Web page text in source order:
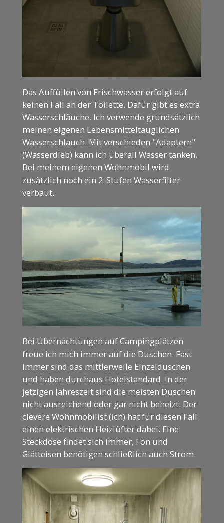
Das Auffüllen von Frischwasser erfolgt auf
keinen Fall an der Toilette. Dafür gibt es extra
Wasserschläuche. Ich verwende grundsätzlich
meinen eigenen Lebensmitteltauglichen
Wasserschlauch. Mit verschieden "Adaptern"
(Wasserdieb) kann ich überall Wasser tanken.
Bei meinem eigenen Wohnmobil wird
zusätzlich noch ein 2-Stufen Wasserfilter
verbaut.
Bei Übernachtungen auf Campingplätzen
freue ich mich immer auf die Duschen. Fast
immer sind das mittlerweile Einzelduschen
und haben durchaus Hotelstandard. In der
jetzigen Jahreszeit sind die meisten Duschen
nicht ausreichend oder gar nicht beheizt. Der
clevere Wohnmobilist (ich) hat für diesen Fall
einen elektrischen Heizlüfter dabei. Eine
Steckdose findet sich immer, Fön und
Glätteisen benötigen schließlich auch Strom.